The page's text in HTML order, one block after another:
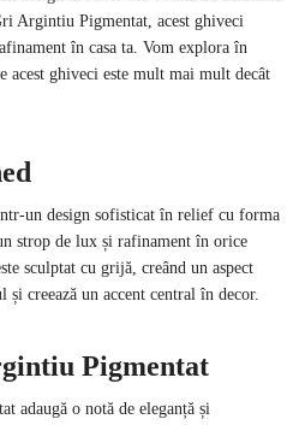
Argintiu Pigmentat, acest ghiveci
în casa ta. Vom explora în
acest ghiveci este mult mai mult decât
un design sofisticat în relief cu forma
strop de lux și rafinament în orice
sculptat cu grijă, creând un aspect
creează un accent central în decor.
Pigmentat
adaugă o notă de eleganță și